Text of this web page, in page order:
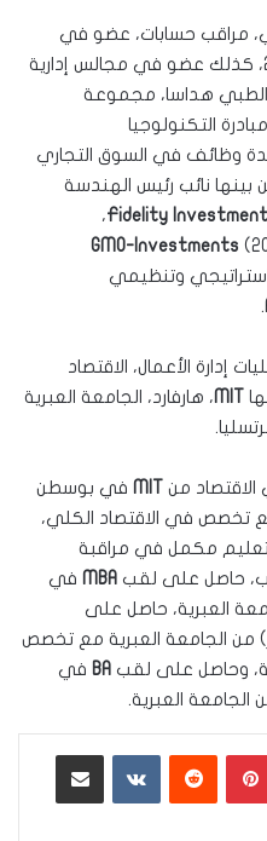
محامي، مراقب حسابات، عضو في
مجلس إدارة لئومي منذ عام 2014، كذلك عضو في مجالس إدارية
الطبي هداسا، مجموعة
التكنولوجيا
وظائف في السوق التجاري
بينها نائب رئيس الهندسة
Fidelity(2006-2012)،
GMO-Investments
واستراتيجي وتنظيمي
إدارة الأعمال، الاقتصاد
MIT، هارفارد، الجامعة العبرية
من MIT في بوسطن
تخصص في الاقتصاد الكلي،
تعليم مكمل في مراقبة
حاصل على لقب MBA في
العبرية، حاصل على
من الجامعة العبرية مع تخصص
وحاصل على لقب BA في
الجامعة العبرية.
بينتيريست ‏VKontakte